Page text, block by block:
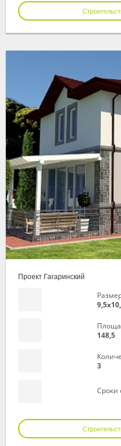
Проект Гагаринский
148,5
3
Сроки